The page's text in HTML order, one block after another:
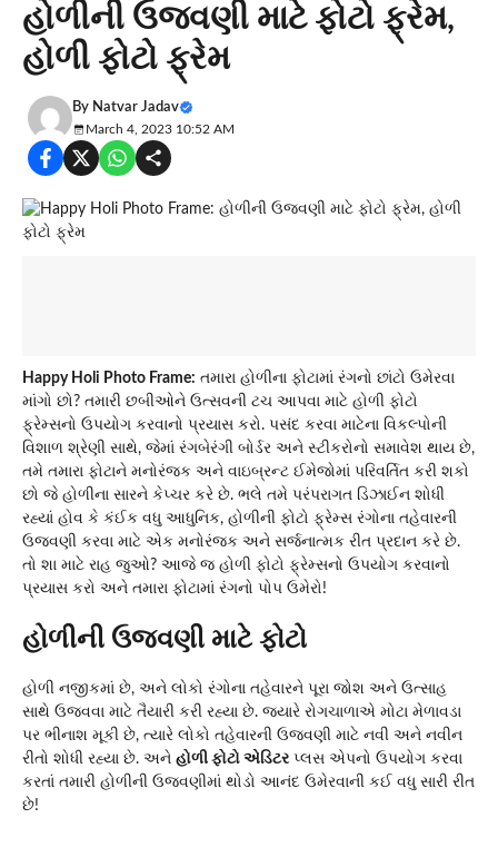
હોળીની ઉજવણી માટે ફોટો ફ્રેમ,
હોળી ફોટો ફ્રેમ
By Natvar Jadav
March 4, 2023 10:52 AM
Happy Holi Photo Frame: તમારા હોળીના ફોટામાં રંગનો છાંટો ઉમેરવા
માંગો છો? તમારી છબીઓને ઉત્સવની ટચ આપવા માટે હોળી ફોટો
ફ્રેમ્સનો ઉપયોગ કરવાનો પ્રયાસ કરો. પસંદ કરવા માટેના વિકલ્પોની
વિશાળ શ્રેણી સાથે, જેમાં રંગબેરંગી બોર્ડર અને સ્ટીકરોનો સમાવેશ થાય છે,
તમે તમારા ફોટાને મનોરંજક અને વાઇબ્રન્ટ ઈમેજોમાં પરિવર્તિત કરી શકો
છો જે હોળીના સારને કેપ્ચર કરે છે. ભલે તમે પરંપરાગત ડિઝાઈન શોધી
રહ્યાં હોવ કે કંઈક વધુ આધુનિક, હોળીની ફોટો ફ્રેમ્સ રંગોના તહેવારની
ઉજવણી કરવા માટે એક મનોરંજક અને સર્જનાત્મક રીત પ્રદાન કરે છે.
તો શા માટે રાહ જુઓ? આજે જ હોળી ફોટો ફ્રેમ્સનો ઉપયોગ કરવાનો
પ્રયાસ કરો અને તમારા ફોટામાં રંગનો પોપ ઉમેરો!
હોળીની ઉજવણી માટે ફોટો
હોળી નજીકમાં છે, અને લોકો રંગોના તહેવારને પૂરા જોશ અને ઉત્સાહ
સાથે ઉજવવા માટે તૈયારી કરી રહ્યા છે. જ્યારે રોગચાળાએ મોટા મેળાવડા
પર ભીનાશ મૂકી છે, ત્યારે લોકો તહેવારની ઉજવણી માટે નવી અને નવીન
રીતો શોધી રહ્યા છે. અને હોળી ફોટો એડિટરપ્લસ એપનો ઉપયોગ કરવા
કરતાં તમારી હોળીની ઉજવણીમાં થોડો આનંદ ઉમેરવાની કઈ વધુ સારી રીત
છે!